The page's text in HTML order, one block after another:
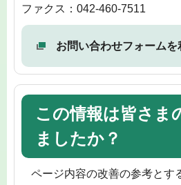
ファクス：042-460-7511
お問い合わせフォームを
この情報は皆さま
ましたか？
ページ内容の改善の参考とす